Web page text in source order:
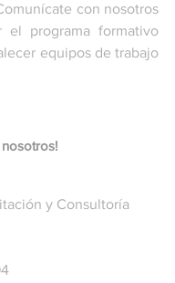
con nosotros
el programa formativo
equipos de trabajo
nosotros!
y Consultoría